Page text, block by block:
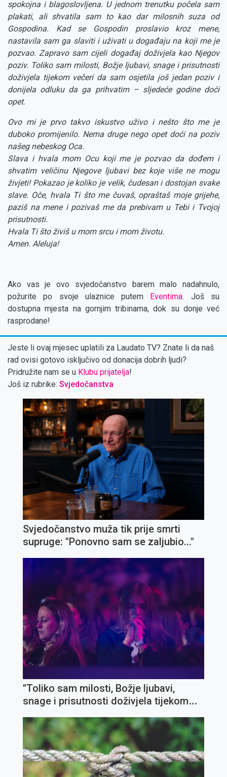
spokojna i blagoslovljena. U jednom trenutku počela sam
plakati, ali shvatila sam to kao dar milosnih suza od
Gospodina. Kad se Gospodin proslavio kroz mene,
nastavila sam ga slaviti i uživati u događaju na koji me je
pozvao. Zapravo sam cijeli događaj doživjela kao Njegov
poziv. Toliko sam milosti, Božje ljubavi, snage i prisutnosti
doživjela tijekom večeri da sam osjetila još jedan poziv i
donijela odluku da ga prihvatim – sljedeće godine doći
opet.
Ovo mi je prvo takvo iskustvo uživo i nešto što me je
duboko promijenilo. Nema druge nego opet doći na poziv
našeg nebeskog Oca.
Slava i hvala mom Ocu koji me je pozvao da dođem i
shvatim veličinu Njegove ljubavi bez koje više ne mogu
živjeti! Pokazao je koliko je velik, čudesan i dostojan svake
slave. Oče, hvala Ti što me čuvaš, opraštaš moje grijehe,
paziš na mene i pozivaš me da prebivam u Tebi i Tvojoj
prisutnosti.
Hvala Ti što živiš u mom srcu i mom životu.
Amen. Aleluja!
Ako vas je ovo svjedočanstvo barem malo nadahnulo,
požurite po svoje ulaznice putem
Eventima. Još su
dostupna mjesta na gornjim tribinama, dok su donje već
rasprodane!
Jeste li ovaj mjesec uplatili za Laudato TV? Znate li da naš
rad ovisi gotovo isključivo od donacija dobrih ljudi?
Pridružite nam se u Klubu prijatelja!
Još iz rubrike: Svjedočanstva
Svjedočanstvo muža tik prije smrti
supruge: "Ponovno sam se zaljubio..."
''Toliko sam milosti, Božje ljubavi,
snage i prisutnosti doživjela tijekom